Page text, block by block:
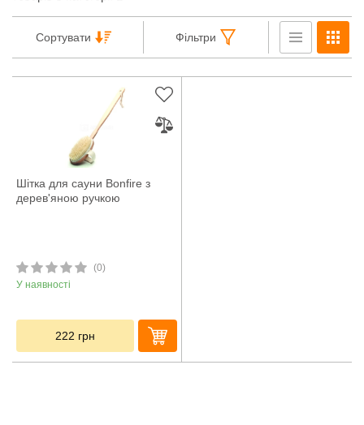
Сортувати Фільтри
Шітка для сауни Bonfire з
дерев'яною ручкою
(0)
У наявності
222 грн